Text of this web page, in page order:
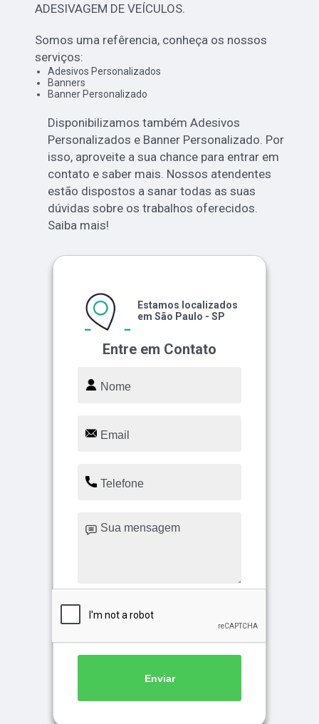
ADESIVAGEM DE VEÍCULOS.
Somos uma refêrencia, conheça os nossos
serviços:
Adesivos Personalizados
Banners
Banner Personalizado
Disponibilizamos também Adesivos
Personalizados e Banner Personalizado. Por
isso, aproveite a sua chance para entrar em
contato e saber mais. Nossos atendentes
estão dispostos a sanar todas as suas
dúvidas sobre os trabalhos oferecidos.
Saiba mais!
Entre em Contato
Estamos localizados
em São Paulo - SP
Enviar